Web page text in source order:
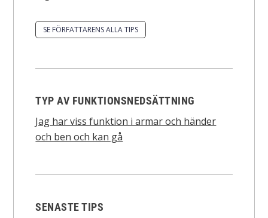
SE FÖRFATTARENS ALLA TIPS
TYP AV FUNKTIONSNEDSÄTTNING
Jag har viss funktion i armar och händer
och ben och kan gå
SENASTE TIPS